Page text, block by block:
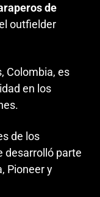
de
outfielder
Colombia, es
en los
de los
desarrolló parte
Pioneer y